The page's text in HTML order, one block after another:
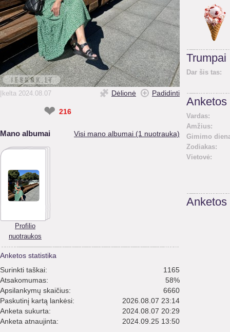
Įkelta 2024.08.07 Dėlionė Padidinti
❤ 216
Mano albumai Visi mano albumai (1 nuotrauka)
Profilio
nuotraukos
Anketos statistika
Surinkti taškai:
1165
Atsakomumas:
58%
Apsilankymų skaičius:
6660
Paskutinį kartą lankėsi:
2026.08.07 23:14
Anketa sukurta:
2024.08.07 20:29
Anketa atnaujinta:
2024.09.25 13:50
Trumpai
Dar šis tas:
Anketos
Vardas:
Amžius:
Gimimo
Zodiakas:
Vietovė:
Anketos